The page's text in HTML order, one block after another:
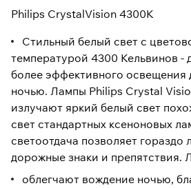
Philips CrystalVision 4300K
Стильный белый свет с
температурой 4300 Кельвинов -
более эффективного освещения
ночью. Лампы Philips Crystal
излучают яркий белый свет
свет стандартных ксеноновых
светоотдача позволяет гораздо
дорожные знаки и препятствия.
облегчают вождение ночью,